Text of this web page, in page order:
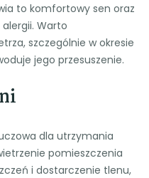
to komfortowy sen oraz
Warto
szczególnie w okresie
jego przesuszenie.
dla utrzymania
pomieszczenia
i dostarczenie tlenu,